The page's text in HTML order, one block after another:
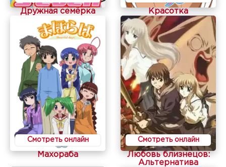
Дружная семёрка Красотка
Смотреть онлайн
Махораба
Смотреть онлайн
Любовь близнецов:
Альтернатива